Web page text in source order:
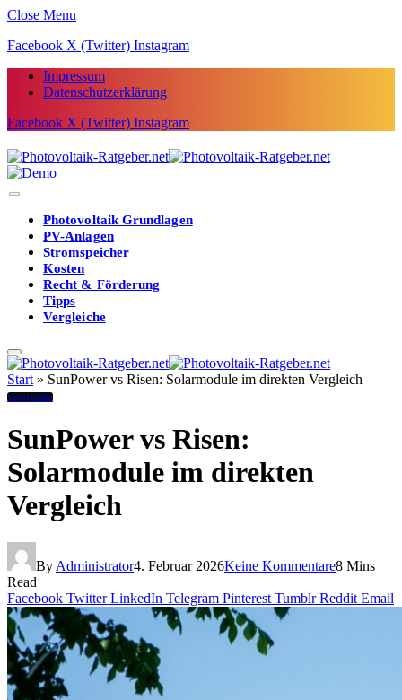
Close Menu
Facebook X (Twitter) Instagram
Impressum
Datenschutzerklärung
Facebook X (Twitter) Instagram
Photovoltaik Grundlagen
PV-Anlagen
Stromspeicher
Kosten
Recht & Förderung
Tipps
Vergleiche
Start » SunPower vs Risen: Solarmodule im direkten Vergleich
Vergleiche
SunPower vs Risen:
Solarmodule im direkten
Vergleich
By Administrator4. Februar 2026Keine Kommentare8 Mins
Read
Facebook Twitter LinkedIn Telegram Pinterest Tumblr Reddit Email